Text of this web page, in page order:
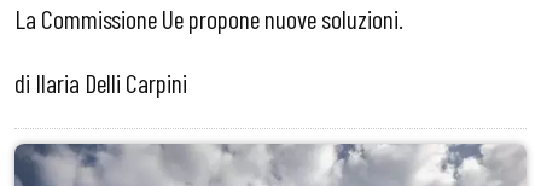
La Commissione Ue propone nuove soluzioni.
di Ilaria Delli Carpini